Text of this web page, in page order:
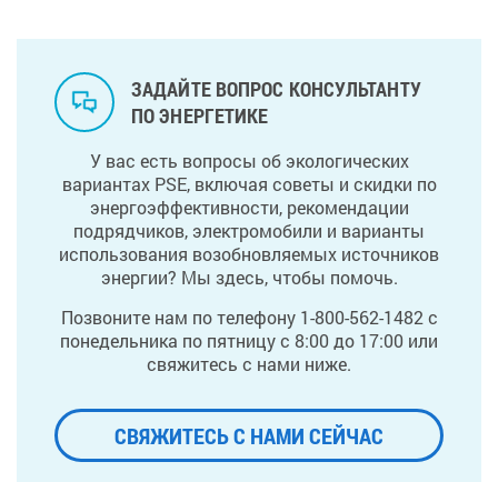
ЗАДАЙТЕ ВОПРОС КОНСУЛЬТАНТУ
ПО ЭНЕРГЕТИКЕ
У вас есть вопросы об экологических
вариантах PSE, включая советы и скидки по
энергоэффективности, рекомендации
подрядчиков, электромобили и варианты
использования возобновляемых источников
энергии? Мы здесь, чтобы помочь.
Позвоните нам по телефону 1-800-562-1482 с
понедельника по пятницу с 8:00 до 17:00 или
свяжитесь с нами ниже.
СВЯЖИТЕСЬ С НАМИ СЕЙЧАС